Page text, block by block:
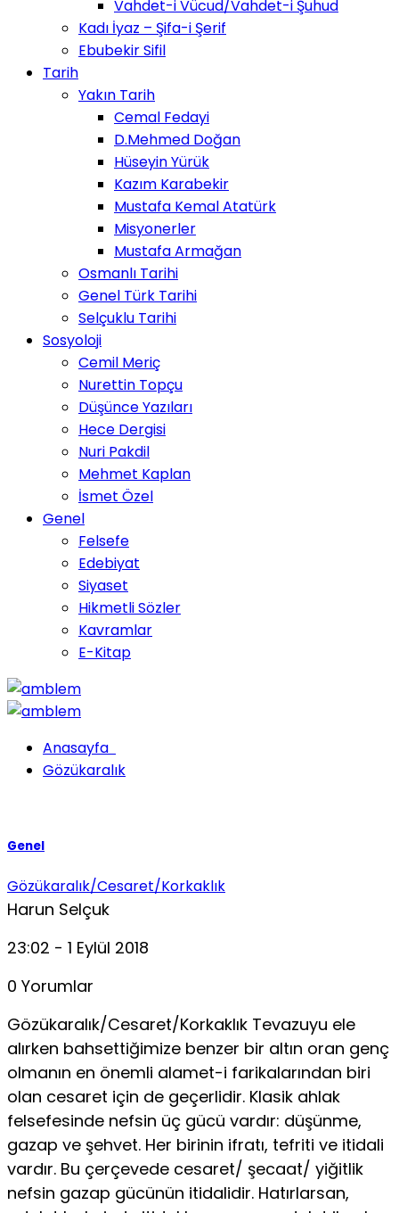
Vahdet-i Vücud/Vahdet-i Şuhud
Kadı İyaz – Şifa-i Şerif
Ebubekir Sifil
Tarih
Yakın Tarih
Cemal Fedayi
D.Mehmed Doğan
Hüseyin Yürük
Kazım Karabekir
Mustafa Kemal Atatürk
Misyonerler
Mustafa Armağan
Osmanlı Tarihi
Genel Türk Tarihi
Selçuklu Tarihi
Sosyoloji
Cemil Meriç
Nurettin Topçu
Düşünce Yazıları
Hece Dergisi
Nuri Pakdil
Mehmet Kaplan
İsmet Özel
Genel
Felsefe
Edebiyat
Siyaset
Hikmetli Sözler
Kavramlar
E-Kitap
Anasayfa
Gözükaralık
Genel
Gözükaralık/Cesaret/Korkaklık
Harun Selçuk
23:02 - 1 Eylül 2018
0 Yorumlar
Gözükaralık/Cesaret/Korkaklık Tevazuyu ele
alırken bahsettiğimize benzer bir altın oran genç
olmanın en önemli alamet-i farikalarından biri
olan cesaret için de geçerlidir. Klasik ahlak
felsefesinde nefsin üç gücü vardır: düşünme,
gazap ve şehvet. Her birinin ifratı, tefriti ve itidali
vardır. Bu çerçevede cesaret/ şecaat/ yiğitlik
nefsin gazap gücünün itidalidir. Hatırlarsan,